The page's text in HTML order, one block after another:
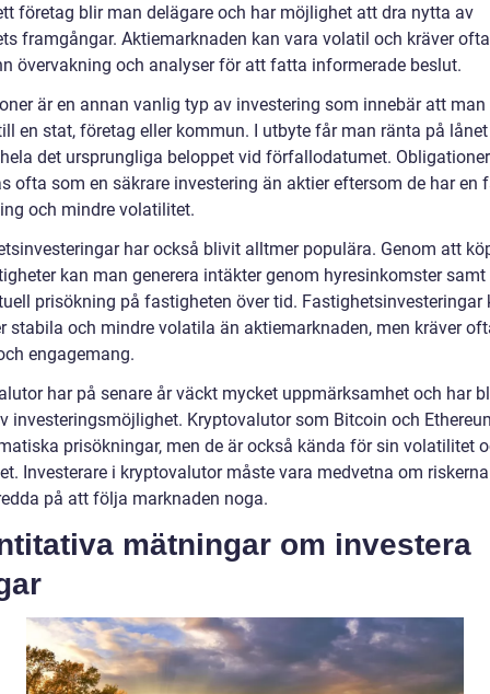
företag blir man delägare och har möjlighet att dra nytta av
framgångar. Aktiemarknaden kan vara volatil och kräver ofta
övervakning och analyser för att fatta informerade beslut.
är en annan vanlig typ av investering som innebär att
en stat, företag eller kommun. I utbyte får man ränta på
det ursprungliga beloppet vid förfallodatumet. Obligationer
ofta som en säkrare investering än aktier eftersom de har en
och mindre volatilitet.
har också blivit alltmer populära. Genom att
kan man generera intäkter genom hyresinkomster samt
prisökning på fastigheten över tid. Fastighetsinvesteringar
stabila och mindre volatila än aktiemarknaden, men kräver
engagemang.
har på senare år väckt mycket uppmärksamhet och har
investeringsmöjlighet. Kryptovalutor som Bitcoin och
prisökningar, men de är också kända för sin volatilitet
Investerare i kryptovalutor måste vara medvetna om
på att följa marknaden noga.
mätningar om investera